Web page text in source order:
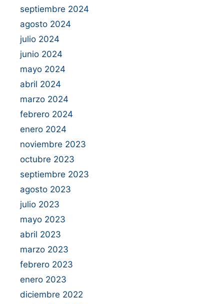
septiembre 2024
agosto 2024
julio 2024
junio 2024
mayo 2024
abril 2024
marzo 2024
febrero 2024
enero 2024
noviembre 2023
octubre 2023
septiembre 2023
agosto 2023
julio 2023
mayo 2023
abril 2023
marzo 2023
febrero 2023
enero 2023
diciembre 2022